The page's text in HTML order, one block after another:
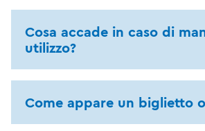
Cosa accade in caso di
utilizzo?
Come appare un biglietto